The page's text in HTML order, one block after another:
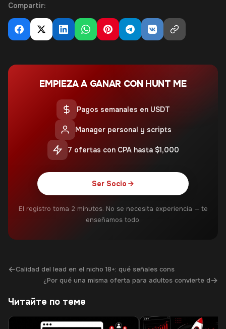
Compartir:
EMPIEZA A GANAR CON HUNT ME
Pagos semanales en USDT
Manager personal y scripts
7 ofertas con CPA hasta $1,000
Ser Socio
El registro toma 2 minutos. No se necesita experiencia — te
enseñamos todo.
←Calidad del lead en el nicho 18+: qué señales cons
¿Por qué una misma oferta para adultos convierte d→
Читайте по теме